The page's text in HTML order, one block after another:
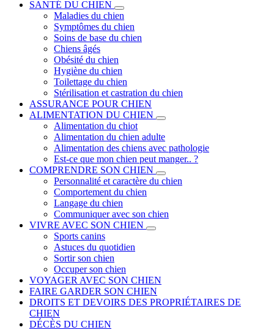
SANTÉ DU CHIEN
Maladies du chien
Symptômes du chien
Soins de base du chien
Chiens âgés
Obésité du chien
Hygiène du chien
Toilettage du chien
Stérilisation et castration du chien
ASSURANCE POUR CHIEN
ALIMENTATION DU CHIEN
Alimentation du chiot
Alimentation du chien adulte
Alimentation des chiens avec pathologie
Est-ce que mon chien peut manger.. ?
COMPRENDRE SON CHIEN
Personnalité et caractère du chien
Comportement du chien
Langage du chien
Communiquer avec son chien
VIVRE AVEC SON CHIEN
Sports canins
Astuces du quotidien
Sortir son chien
Occuper son chien
VOYAGER AVEC SON CHIEN
FAIRE GARDER SON CHIEN
DROITS ET DEVOIRS DES PROPRIÉTAIRES DE
CHIEN
DÉCÈS DU CHIEN